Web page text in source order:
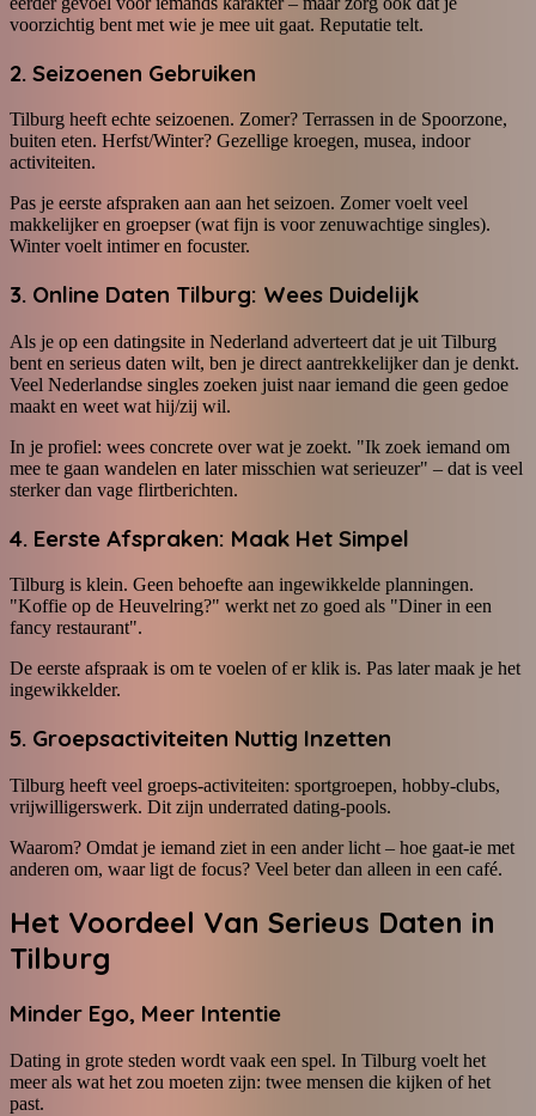
voorzichtig bent met wie je mee uit gaat. Reputatie telt.
2. Seizoenen Gebruiken
Tilburg heeft echte seizoenen. Zomer? Terrassen in de Spoorzone,
buiten eten. Herfst/Winter? Gezellige kroegen, musea, indoor
activiteiten.
Pas je eerste afspraken aan aan het seizoen. Zomer voelt veel
makkelijker en groepser (wat fijn is voor zenuwachtige singles).
Winter voelt intimer en focuster.
3. Online Daten Tilburg: Wees Duidelijk
Als je op een datingsite in Nederland adverteert dat je uit Tilburg
bent en serieus daten wilt, ben je direct aantrekkelijker dan je denkt.
Veel Nederlandse singles zoeken juist naar iemand die geen gedoe
maakt en weet wat hij/zij wil.
In je profiel: wees concrete over wat je zoekt. "Ik zoek iemand om
mee te gaan wandelen en later misschien wat serieuzer" – dat is veel
sterker dan vage flirtberichten.
4. Eerste Afspraken: Maak Het Simpel
Tilburg is klein. Geen behoefte aan ingewikkelde planningen.
"Koffie op de Heuvelring?" werkt net zo goed als "Diner in een
fancy restaurant".
De eerste afspraak is om te voelen of er klik is. Pas later maak je het
ingewikkelder.
5. Groepsactiviteiten Nuttig Inzetten
Tilburg heeft veel groeps-activiteiten: sportgroepen, hobby-clubs,
vrijwilligerswerk. Dit zijn underrated dating-pools.
Waarom? Omdat je iemand ziet in een ander licht – hoe gaat-ie met
anderen om, waar ligt de focus? Veel beter dan alleen in een café.
Het Voordeel Van Serieus Daten in
Tilburg
Minder Ego, Meer Intentie
Dating in grote steden wordt vaak een spel. In Tilburg voelt het
meer als wat het zou moeten zijn: twee mensen die kijken of het
past.